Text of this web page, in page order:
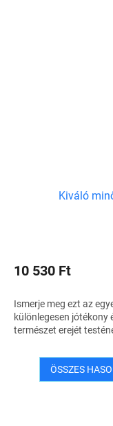
Kiváló
10 530 Ft
Ismerje meg ezt az
különlegesen jótékony
természet erejét
ÖSSZES